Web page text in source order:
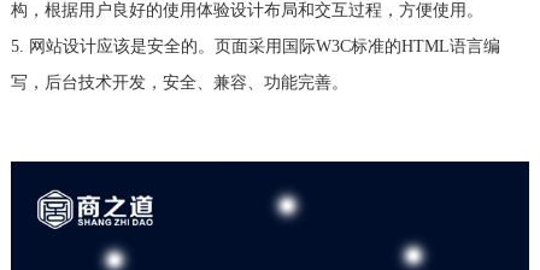
构，根据用户良好的使用体验设计布局和交互过程，方便使用。
5. 网站设计应该是安全的。页面采用国际W3C标准的HTML语言编
写，后台技术开发，安全、兼容、功能完善。